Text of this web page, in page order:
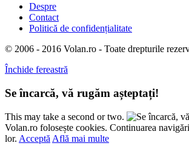
Despre
Contact
Politică de confidențialitate
© 2006 - 2016 Volan.ro - Toate drepturile
Închide fereastră
Se încarcă, vă rugăm așteptați!
This may take a second or two.
Volan.ro folosește cookies. Continuarea
lor. Acceptă Află mai multe